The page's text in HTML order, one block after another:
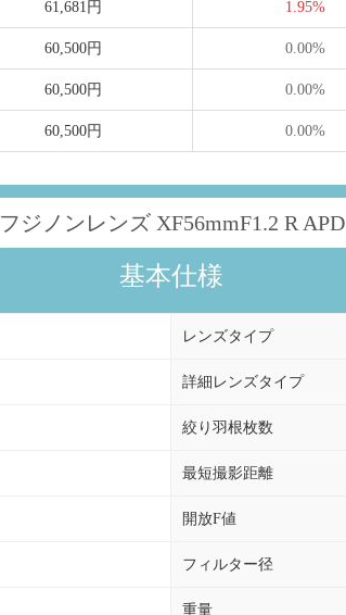
61,681円 1.95%
60,500円 0.00%
60,500円 0.00%
60,500円 0.00%
フジノンレンズ XF56mmF1.2 R APD
基本仕様
レンズタイプ
詳細レンズタイプ
絞り羽根枚数
最短撮影距離
開放F値
フィルター径
重量